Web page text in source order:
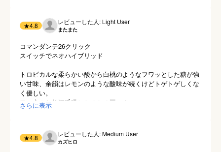
★4.8 レビューした人: Light User
またまた
コマンダンテ26クリック
スイッチでネオハイブリッド
トロピカルな柔らかい酸から白桃のようなフワッとした糖が強
い甘味、余韻はレモンのような酸味が続くけどトゲトゲしくな
く優しい。
口に含んだ後深呼吸したくなる豆です。
エチオピアらしさは全開だけと全て丸みがあって優しい感覚と
素晴らしい。
さらに表示
★4.8 レビューした人: Medium User
カズヒロ